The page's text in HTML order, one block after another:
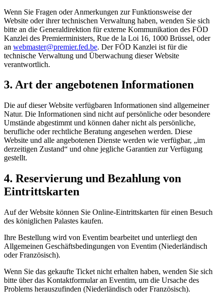
Wenn Sie Fragen oder Anmerkungen zur Funktionsweise der
Website oder ihrer technischen Verwaltung haben, wenden Sie sich
bitte an die Generaldirektion für externe Kommunikation des FÖD
Kanzlei des Premierministers, Rue de la Loi 16, 1000 Brüssel, oder
an webmaster@premier.fed.be. Der FÖD Kanzlei ist für die
technische Verwaltung und Überwachung dieser Website
verantwortlich.
3. Art der angebotenen Informationen
Die auf dieser Website verfügbaren Informationen sind allgemeiner
Natur. Die Informationen sind nicht auf persönliche oder besondere
Umstände abgestimmt und können daher nicht als persönliche,
berufliche oder rechtliche Beratung angesehen werden. Diese
Website und alle angebotenen Dienste werden wie verfügbar, „im
derzeitigen Zustand“ und ohne jegliche Garantien zur Verfügung
gestellt.
4. Reservierung und Bezahlung von
Eintrittskarten
Auf der Website können Sie Online-Eintrittskarten für einen Besuch
des königlichen Palastes kaufen.
Ihre Bestellung wird von Eventim bearbeitet und unterliegt den
Allgemeinen Geschäftsbedingungen von Eventim (Niederländisch
oder Französisch).
Wenn Sie das gekaufte Ticket nicht erhalten haben, wenden Sie sich
bitte über das Kontaktformular an Eventim, um die Ursache des
Problems herauszufinden (Niederländisch oder Französisch).